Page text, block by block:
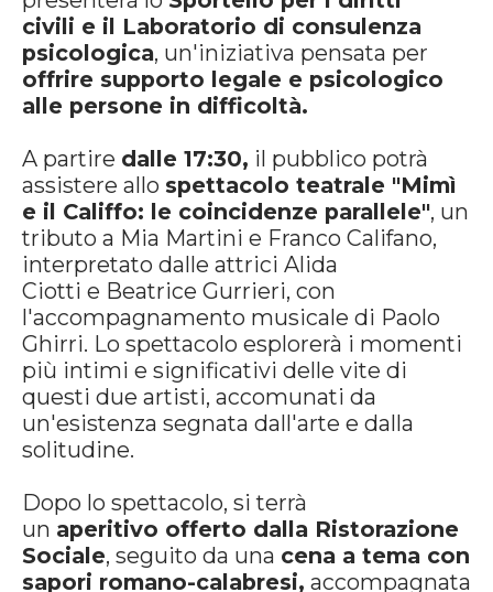
civili e il Laboratorio di consulenza
psicologica, un'iniziativa pensata per
offrire supporto legale e psicologico
alle persone in difficoltà.
A partire dalle 17:30, il pubblico potrà
assistere allo spettacolo teatrale "Mimì
e il Califfo: le coincidenze parallele", un
tributo a Mia Martini e Franco Califano,
interpretato dalle attrici Alida
Ciotti e Beatrice Gurrieri, con
l'accompagnamento musicale di Paolo
Ghirri. Lo spettacolo esplorerà i momenti
più intimi e significativi delle vite di
questi due artisti, accomunati da
un'esistenza segnata dall'arte e dalla
solitudine.
Dopo lo spettacolo, si terrà
un aperitivo offerto dalla Ristorazione
Sociale, seguito da una cena a tema con
sapori romano-calabresi, accompagnata